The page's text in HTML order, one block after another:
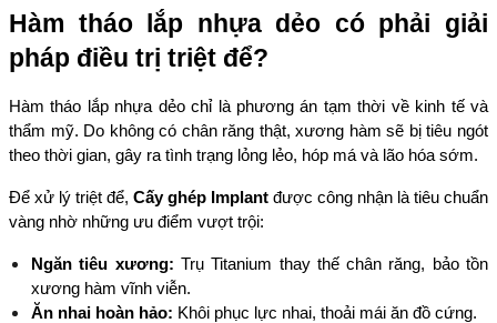
Hàm tháo lắp nhựa dẻo có phải giải
pháp điều trị triệt để?
Hàm tháo lắp nhựa dẻo chỉ là phương án tạm thời về kinh tế và
thẩm mỹ. Do không có chân răng thật, xương hàm sẽ bị tiêu ngót
theo thời gian, gây ra tình trạng lỏng lẻo, hóp má và lão hóa sớm.
Để xử lý triệt để, Cấy ghép Implant được công nhận là tiêu chuẩn
vàng nhờ những ưu điểm vượt trội:
Ngăn tiêu xương: Trụ Titanium thay thế chân răng, bảo tồn
xương hàm vĩnh viễn.
Ăn nhai hoàn hảo: Khôi phục lực nhai, thoải mái ăn đồ cứng.